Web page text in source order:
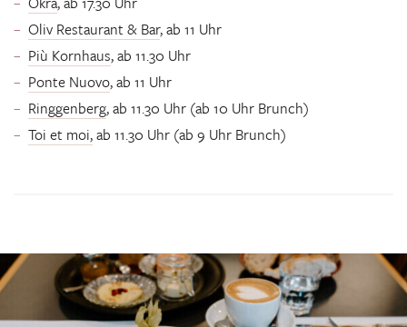
Oliv Restaurant & Bar, ab 11 Uhr
Più Kornhaus, ab 11.30 Uhr
Ponte Nuovo, ab 11 Uhr
Ringgenberg, ab 11.30 Uhr (ab 10 Uhr Brunch)
Toi et moi,ab 11.30 Uhr (ab 9 Uhr Brunch)